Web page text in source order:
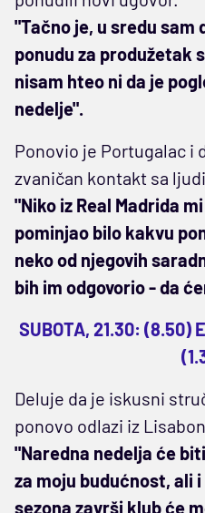
"Tačno je, u sredu sam
ponudu za produžetak
nisam hteo ni da je
nedelje".
Ponovio je Portugalac i
zvaničan kontakt sa
"Niko iz Real Madrida
pominjao bilo kakvu
neko od njegovih
bih im odgovorio - da
SUBOTA, 21.30: (8.50)
Deluje da je iskusni
ponovo odlazi iz
"Naredna nedelja će
za moju budućnost, ali
sezona završi klub će